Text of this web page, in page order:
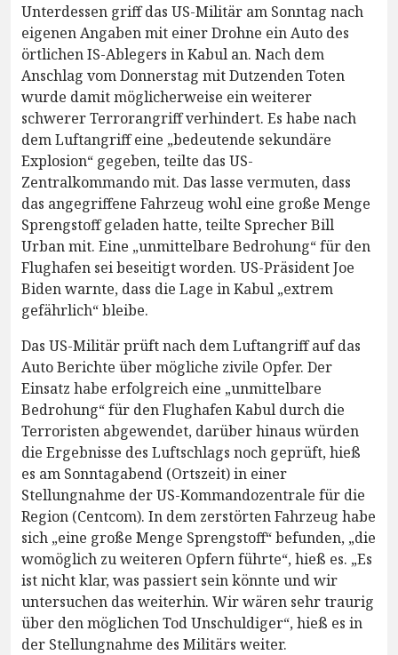
Unterdessen griff das US-Militär am Sonntag nach
eigenen Angaben mit einer Drohne ein Auto des
örtlichen IS-Ablegers in Kabul an. Nach dem
Anschlag vom Donnerstag mit Dutzenden Toten
wurde damit möglicherweise ein weiterer
schwerer Terrorangriff verhindert. Es habe nach
dem Luftangriff eine „bedeutende sekundäre
Explosion“ gegeben, teilte das US-
Zentralkommando mit. Das lasse vermuten, dass
das angegriffene Fahrzeug wohl eine große Menge
Sprengstoff geladen hatte, teilte Sprecher Bill
Urban mit. Eine „unmittelbare Bedrohung“ für den
Flughafen sei beseitigt worden. US-Präsident Joe
Biden warnte, dass die Lage in Kabul „extrem
gefährlich“ bleibe.
Das US-Militär prüft nach dem Luftangriff auf das
Auto Berichte über mögliche zivile Opfer. Der
Einsatz habe erfolgreich eine „unmittelbare
Bedrohung“ für den Flughafen Kabul durch die
Terroristen abgewendet, darüber hinaus würden
die Ergebnisse des Luftschlags noch geprüft, hieß
es am Sonntagabend (Ortszeit) in einer
Stellungnahme der US-Kommandozentrale für die
Region (Centcom). In dem zerstörten Fahrzeug habe
sich „eine große Menge Sprengstoff“ befunden, „die
womöglich zu weiteren Opfern führte“, hieß es. „Es
ist nicht klar, was passiert sein könnte und wir
untersuchen das weiterhin. Wir wären sehr traurig
über den möglichen Tod Unschuldiger“, hieß es in
der Stellungnahme des Militärs weiter.